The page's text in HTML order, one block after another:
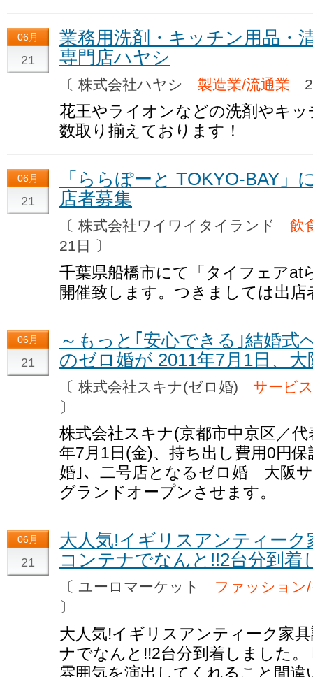
06月
21
業務用洗剤・キッチン用品・
専門店ハヤシ
〔 株式会社ハヤシ 製造業/流通業
花王やライオンなどの洗剤やキ
数取り揃えております！
06月
21
「ららぽーと TOKYO-BAY
店者募集
〔 株式会社ワイワイタイランド 飲
21日 〕
千葉県船橋市にて「タイフェアat
開催致します。つきましては出
06月
21
～もっと｢安心できる｣結婚式
のゼロ婚が 2011年7月1日、
〔 株式会社スキナ(ゼロ婚) サービ
〕
株式会社スキナ(京都市中京区／
年7月1日(金)、持ち出し費用0円
婚｣、二号店となるゼロ婚 大阪
グランドオープンさせます。
06月
21
大人気!イギリスアンティー
コンテナでなんと!!2台分到着
〔 ユーロマーケット ファッション
〕
大人気!イギリスアンティーク家
ナでなんと!!2台分到着しました
雰囲気を演出してくれること間違